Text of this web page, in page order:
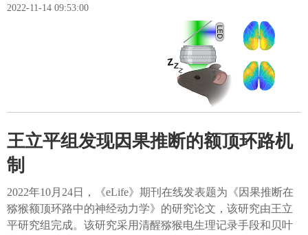
2022-11-14 09:53:00
王立平组发现因果推断的额顶环路机
制
2022年10月24日，《eLife》期刊在线发表题为《因果推断在
猕猴额顶环路中的神经动力学》的研究论文，该研究由王立
平研究组完成。该研究采用清醒猕猴电生理记录手段和贝叶